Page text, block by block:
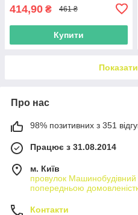
414,90 ₴ 461 ₴
Купити
Про нас
98% позитивних з 351
Працює з 31.08.2014
м. Київ
провулок
попередньою
Контакти